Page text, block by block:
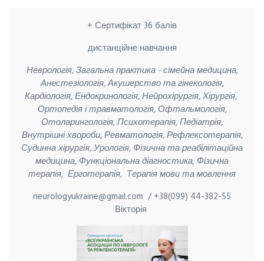
+ Сертифікат 36 балів
дистанційне навчання
Неврологія, Загальна практика - сімейна медицина,
Анестезіологія, Акушерство та гінекологія,
Кардіологія, Ендокринологія, Нейрохірургія, Хірургія,
Ортопедія і травматологія, Офтальмологія,
Отоларингологія, Психотерапія, Педіатрія,
Внутрішні хвороби, Ревматологія, Рефлексотерапія,
Судинна хірургія, Урологія, Фізична та реабілітаційна
медицина, Функціональна діагностика, Фізична
терапія, Ерготерапія, Терапія мови та мовлення
neurologyukraine@gmail.com /+38(099) 44-382-55
Вікторія